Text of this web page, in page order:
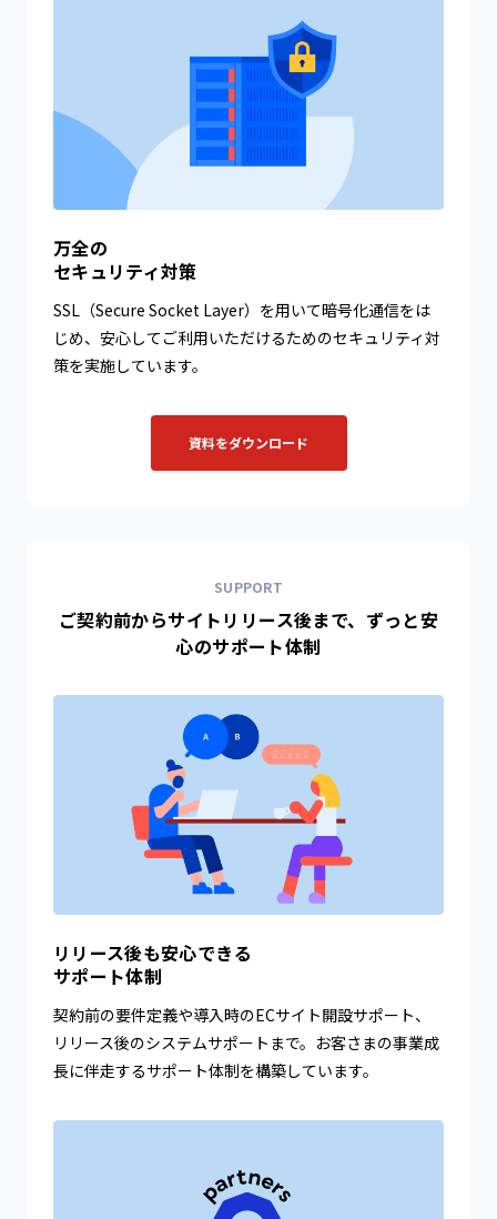
万全の
セキュリティ対策
SSL（Secure Socket Layer）を用いて暗号化通信をは
じめ、安心してご利用いただけるためのセキュリティ対
策を実施しています。
資料をダウンロード
SUPPORT
ご契約前からサイトリリース後まで、ずっと安
心のサポート体制
リリース後も安心できる
サポート体制
契約前の要件定義や導入時のECサイト開設サポート、
リリース後のシステムサポートまで。お客さまの事業成
長に伴走するサポート体制を構築しています。